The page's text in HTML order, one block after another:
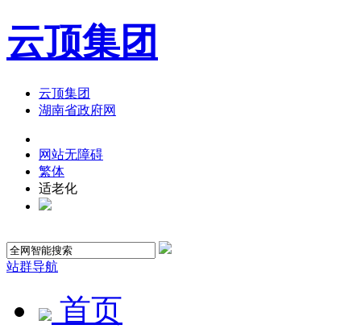
云顶集团
云顶集团
湖南省政府网
网站无障碍
繁体
适老化
站群导航
首页